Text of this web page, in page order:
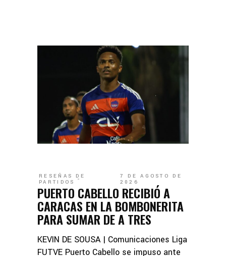
RESEÑAS DE
PARTIDOS
7 DE AGOSTO DE
2026
PUERTO CABELLO RECIBIÓ A
CARACAS EN LA BOMBONERITA
PARA SUMAR DE A TRES
KEVIN DE SOUSA | Comunicaciones Liga
FUTVE Puerto Cabello se impuso ante